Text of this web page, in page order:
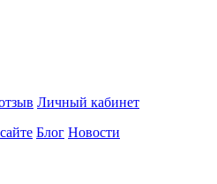
Личный кабинет
Блог Новости